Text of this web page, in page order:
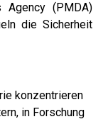
Agency (PMDA)
die Sicherheit
konzentrieren
in Forschung